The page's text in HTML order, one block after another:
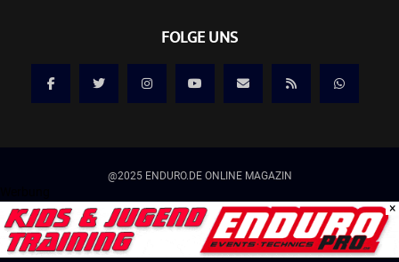
FOLGE UNS
@2025 ENDURO.DE ONLINE MAGAZIN
Kontakt
Mediadaten/Werbung
Allgemeine Geschäftsbedingungen
Impressum
×